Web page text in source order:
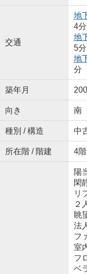
交通
地
4分
地
5分
地
分
築年月
向き 南
種別 / 構造 中
所在階 / 階建 4
陽
閑
リ
２
眺
法
フ
室
フ
ベ